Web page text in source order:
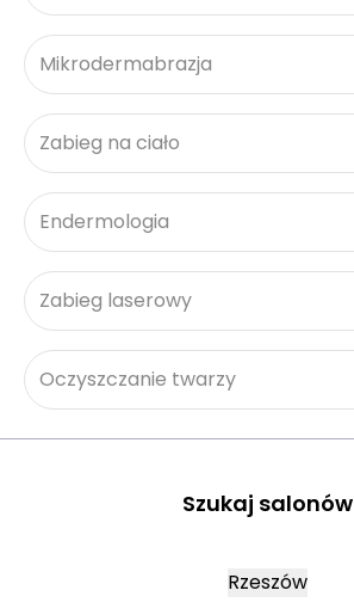
Mikrodermabrazja
Zabieg na ciało
Endermologia
Zabieg laserowy
Oczyszczanie twarzy
Szukaj salonów
Rzeszów